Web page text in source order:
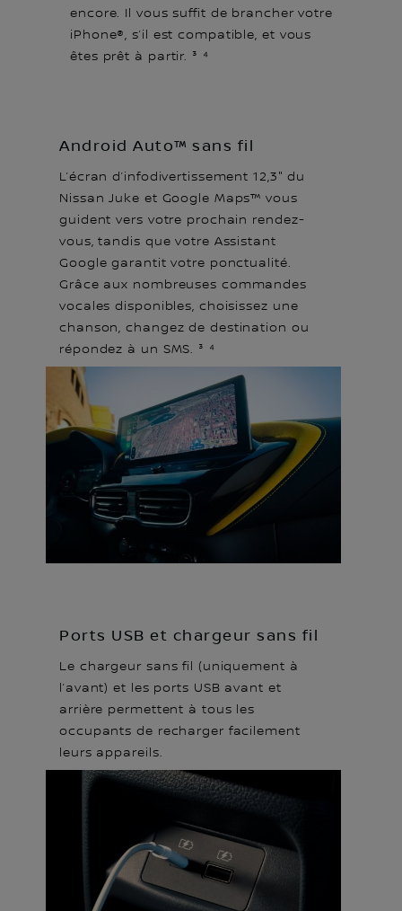
encore. Il vous suffit de brancher votre
iPhone®, s’il est compatible, et vous
êtes prêt à partir. ³ ⁴
Android Auto™ sans fil
L’écran d’infodivertissement 12,3" du
Nissan Juke et Google Maps™ vous
guident vers votre prochain rendez-
vous, tandis que votre Assistant
Google garantit votre ponctualité.
Grâce aux nombreuses commandes
vocales disponibles, choisissez une
chanson, changez de destination ou
répondez à un SMS. ³ ⁴
Ports USB et chargeur sans fil
Le chargeur sans fil (uniquement à
l’avant) et les ports USB avant et
arrière permettent à tous les
occupants de recharger facilement
leurs appareils.